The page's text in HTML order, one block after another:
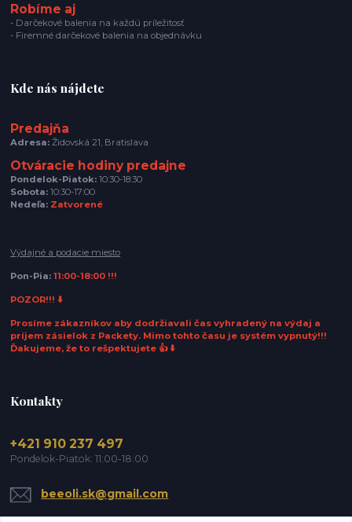
Robíme aj
- Darčekové balenia na každú príležitosť
- Firemné darčekové balenia na objednávku
Kde nás nájdete
Predajňa
Adresa: Židovská 21, Bratislava
Otváracie hodiny predajne
Pondelok-Piatok: 10:30-18:30
Sobota: 10:30-17:00
Nedeľa: Zatvorené
Výdajné a podacie miesto
Pon-Pia:11:00-18:00 !!!
POZOR!!! ⬇️
Prosíme zákazníkov aby dodržiavali čas vyhradený na výdaj a
príjem zásielok z Packety. Mimo tohto času je systém vypnutý!!!
Ďakujeme, že to rešpektujete 👍 ⬇️
Kontakty
+421 910 237 497
Pondelok-Piatok: 11:00-18:00
beeoli.sk@gmail.com